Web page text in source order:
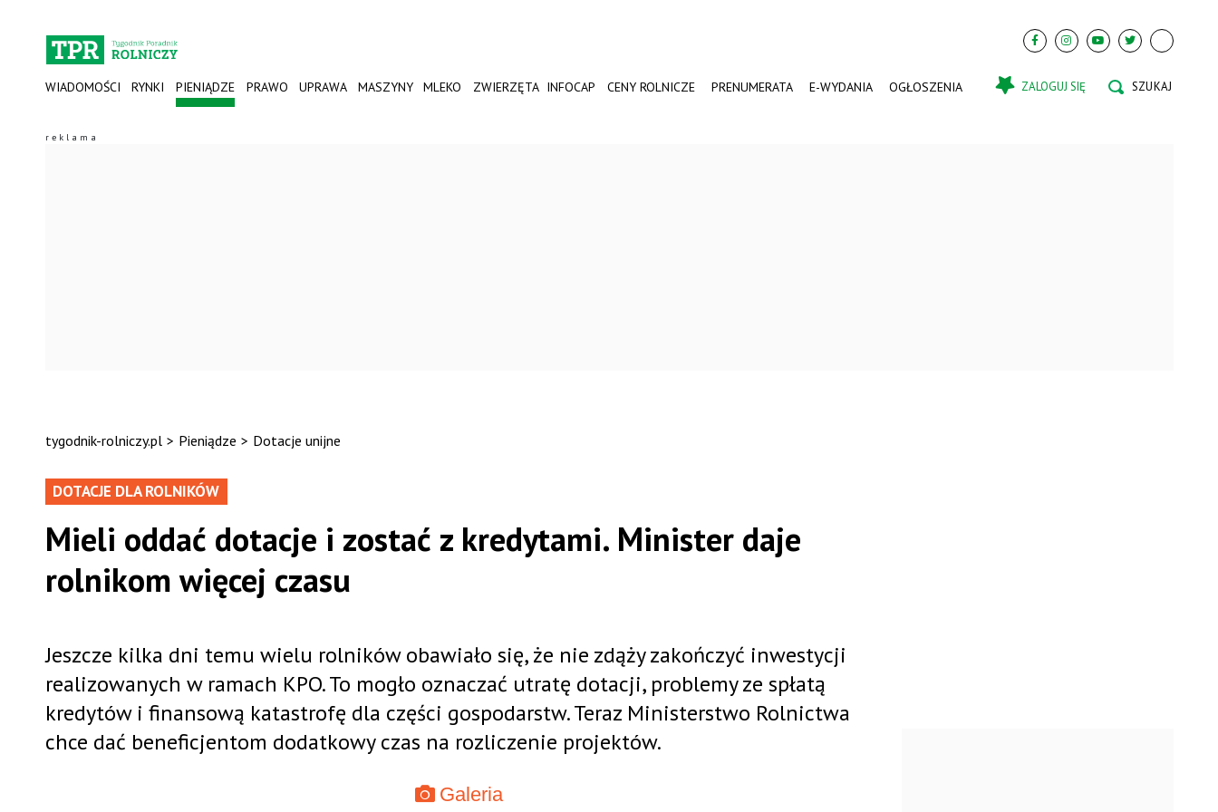
WIADOMOŚCI RYNKI PIENIĄDZE PRAWO UPRAWA MASZYNY MLEKO ZWIERZĘTA INFOCAP CENY ROLNICZE PRENUMERATA E-WYDANIA OGŁOSZENIA ZALOGUJ SIĘ
tygodnik-rolniczy.pl > Pieniądze > Dotacje unijne
DOTACJE DLA ROLNIKÓW
Mieli oddać dotacje i zostać z kredytami. Minister daje
rolnikom więcej czasu
Jeszcze kilka dni temu wielu rolników obawiało się, że nie zdąży zakończyć inwestycji
realizowanych w ramach KPO. To mogło oznaczać utratę dotacji, problemy ze spłatą
kredytów i finansową katastrofę dla części gospodarstw. Teraz Ministerstwo Rolnictwa
chce dać beneficjentom dodatkowy czas na rozliczenie projektów.
Galeria